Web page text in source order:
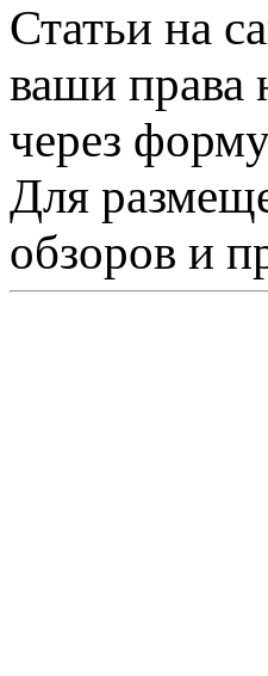
Статьи на
ваши права
через
Для
обзоров и